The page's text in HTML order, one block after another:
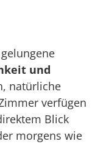
und
natürliche
verfügen
Blick
morgens wie